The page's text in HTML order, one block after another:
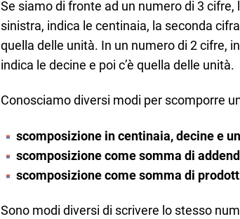
Se siamo di fronte ad un numero di 3 cifre,
sinistra, indica le centinaia, la seconda
quella delle unità. In un numero di 2 cifre,
indica le decine e poi c’è quella delle unità.
Conosciamo diversi modi per scomporre
scomposizione in centinaia, decine e
scomposizione come somma di
scomposizione come somma di
Sono modi diversi di scrivere lo stesso